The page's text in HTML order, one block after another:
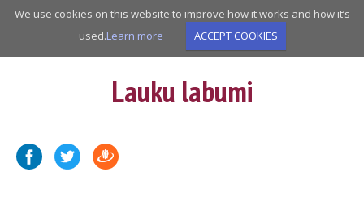
We use cookies on this website to improve how it works and how it’s
used.Learn more ACCEPT COOKIES
Skip
Lauku labumi